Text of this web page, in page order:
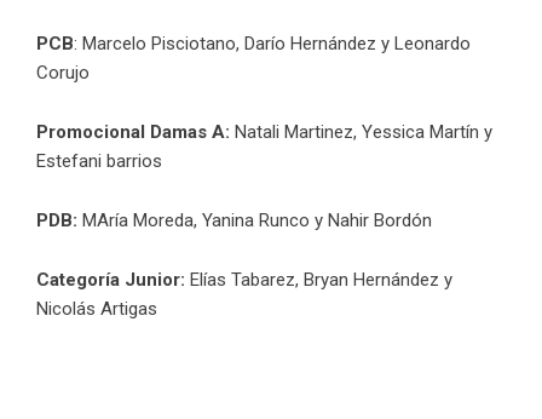
PCB: Marcelo Pisciotano, Darío Hernández y Leonardo
Corujo
Promocional Damas A: Natali Martinez, Yessica Martín y
Estefani barrios
PDB: MAría Moreda, Yanina Runco y Nahir Bordón
Categoría Junior: Elías Tabarez, Bryan Hernández y
Nicolás Artigas